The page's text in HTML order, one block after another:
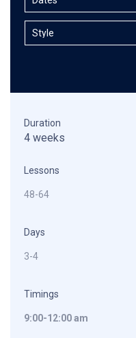
Duration
4 weeks
Lessons
48-64
Days
3-4
Timings
9:00-12:00 am